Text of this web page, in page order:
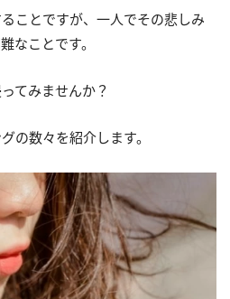
ことですが、一人でその悲しみ
なことです。
てみませんか？
の数々を紹介します。